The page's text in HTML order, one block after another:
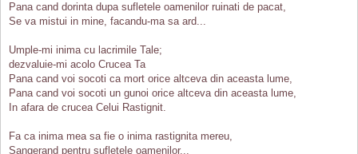
Pana cand dorinta dupa sufletele oamenilor ruinati de pacat,
Se va mistui in mine, facandu-ma sa ard...
Umple-mi inima cu lacrimile Tale;
dezvaluie-mi acolo Crucea Ta
Pana cand voi socoti ca mort orice altceva din aceasta lume,
Pana cand voi socoti un gunoi orice altceva din aceasta lume,
In afara de crucea Celui Rastignit.
Fa ca inima mea sa fie o inima rastignita mereu,
Sangerand pentru sufletele oamenilor...